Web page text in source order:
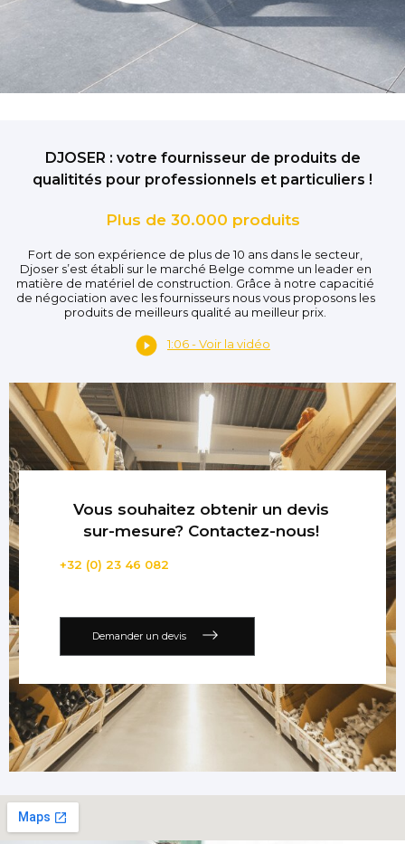
DJOSER : votre fournisseur de produits de
qualitités pour professionnels et particuliers !
Plus de 30.000 produits
Fort de son expérience de plus de 10 ans dans le secteur,
Djoser s’est établi sur le marché Belge comme un leader en
matière de matériel de construction. Grâce à notre capacitié
de négociation avec les fournisseurs nous vous proposons les
produits de meilleurs qualité au meilleur prix.
1:06 - Voir la vidéo
Vous souhaitez obtenir un devis
sur-mesure? Contactez-nous!
+32 (0) 23 46 082
Demander un devis